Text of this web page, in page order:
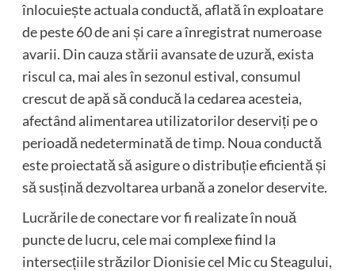
înlocuiește actuala conductă, aflată în exploatare
de peste 60 de ani și care a înregistrat numeroase
avarii. Din cauza stării avansate de uzură, exista
riscul ca, mai ales în sezonul estival, consumul
crescut de apă să conducă la cedarea acesteia,
afectând alimentarea utilizatorilor deserviți pe o
perioadă nedeterminată de timp. Noua conductă
este proiectată să asigure o distribuție eficientă și
să susțină dezvoltarea urbană a zonelor deservite.
Lucrările de conectare vor fi realizate în nouă
puncte de lucru, cele mai complexe fiind la
intersecțiile străzilor Dionisie cel Mic cu Steagului,